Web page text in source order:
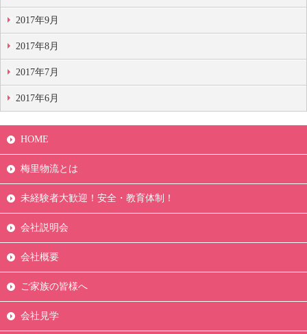
2017年9月
2017年8月
2017年7月
2017年6月
HOME
梅里物流とは
未経験者大歓迎！安全・教育体制！
会社説明会
会社概要
ご家族の皆様へ
会社見学